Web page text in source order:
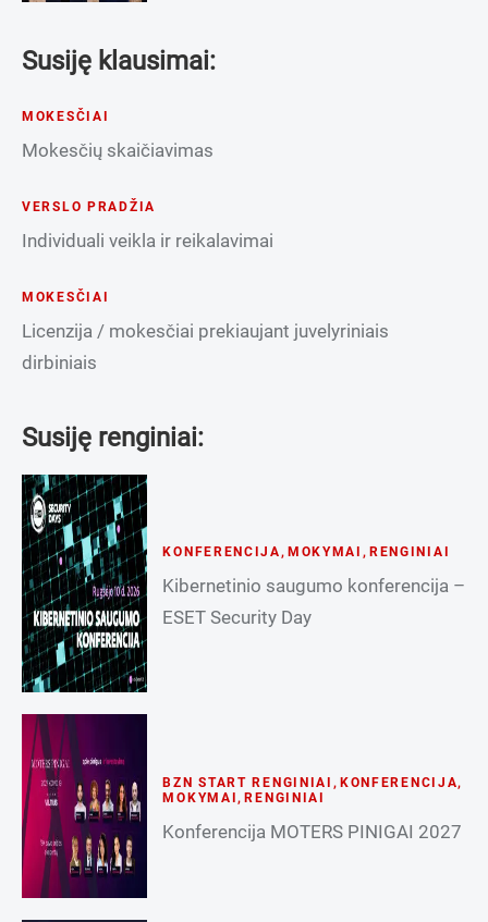
Susiję klausimai:
MOKESČIAI
Mokesčių skaičiavimas
VERSLO PRADŽIA
Individuali veikla ir reikalavimai
MOKESČIAI
Licenzija / mokesčiai prekiaujant juvelyriniais
dirbiniais
Susiję renginiai:
KONFERENCIJA , MOKYMAI , RENGINIAI
Kibernetinio saugumo konferencija –
ESET Security Day
BZN START RENGINIAI , KONFERENCIJA,
MOKYMAI ,RENGINIAI
Konferencija MOTERS PINIGAI 2027